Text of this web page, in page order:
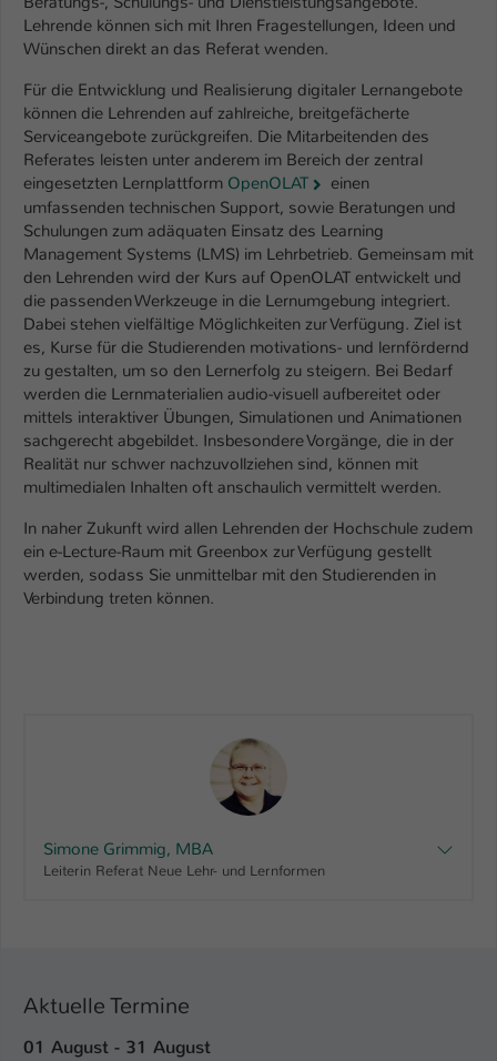
Lehrende können sich mit Ihren Fragestellungen, Ideen und
Wünschen direkt an das Referat wenden.
Für die Entwicklung und Realisierung digitaler Lernangebote
können die Lehrenden auf zahlreiche, breitgefächerte
Serviceangebote zurückgreifen. Die Mitarbeitenden des
Referates leisten unter anderem im Bereich der zentral
eingesetzten Lernplattform OpenOLAT
einen
umfassenden technischen Support, sowie Beratungen und
Schulungen zum adäquaten Einsatz des Learning
Management Systems (LMS) im Lehrbetrieb. Gemeinsam mit
den Lehrenden wird der Kurs auf OpenOLAT entwickelt und
die passenden Werkzeuge in die Lernumgebung integriert.
Dabei stehen vielfältige Möglichkeiten zur Verfügung. Ziel ist
es, Kurse für die Studierenden motivations- und lernfördernd
zu gestalten, um so den Lernerfolg zu steigern. Bei Bedarf
werden die Lernmaterialien audio-visuell aufbereitet oder
mittels interaktiver Übungen, Simulationen und Animationen
sachgerecht abgebildet. Insbesondere Vorgänge, die in der
Realität nur schwer nachzuvollziehen sind, können mit
multimedialen Inhalten oft anschaulich vermittelt werden.
In naher Zukunft wird allen Lehrenden der Hochschule zudem
ein e-Lecture-Raum mit Greenbox zur Verfügung gestellt
werden, sodass Sie unmittelbar mit den Studierenden in
Verbindung treten können.
Simone Grimmig, MBA
Leiterin Referat Neue Lehr- und Lernformen
Aktuelle Termine
01 August - 31 August
Zweck
Einstellungen. Unter anderem eine zufällig
generierte ID, für die historische
Speicherung Ihrer vorgenommen
Einstellungen, falls der Webseiten-
Betreiber dies eingestellt hat.
Name fe_typo_user / PHPSESSID
Anbieter TYPO3
Laufzeit 1 Woche
Zweck
Dieses Cookie ist ein Standard-Session-
Cookie von TYPO3. Es speichert im Fall
eines Intranet-Logins die Session-ID. So
kann der eingeloggte Benutzer
wiedererkannt werden und es wird ihm
Zugang zu geschützten Bereichen
gewährt.
Name be_typo_user
Anbieter TYPO3
zu verwalten.